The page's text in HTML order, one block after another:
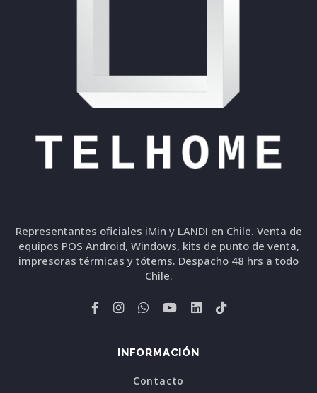
Representantes oficiales iMin y LANDI en Chile. Venta de
equipos POS Android, Windows, kits de punto de venta,
impresoras térmicas y tótems. Despacho 48 hrs a todo
Chile.
INFORMACIÓN
Contacto